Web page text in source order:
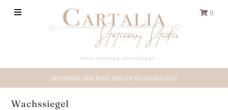
HOCHZEITS-PAPETERIE
REISEPASS
0
GEWINNER: THE KNOT BEST OF WEDDINGS 2024
Wachssiegel